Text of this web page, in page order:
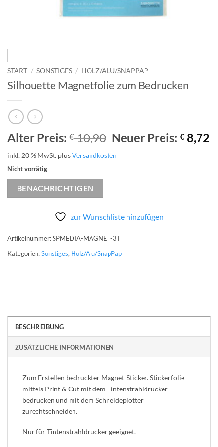
START / SONSTIGES / HOLZ/ALU/SNAPPAP
Silhouette Magnetfolie zum Bedrucken
Alter Preis: €10,90 Ursprünglicher
war:
Neuer Preis: € 8,72
inkl. 20 % MwSt. plusVersandkosten
Nicht vorrätig
BENACHRICHTIGEN
zur Wunschliste hinzufügen
Artikelnummer:SPMEDIA-MAGNET-3T
Kategorien:Sonstiges, Holz/Alu/SnapPap
BESCHREIBUNG
ZUSÄTZLICHE INFORMATIONEN
Zum Erstellen bedruckter Magnet-Sticker. Stickerfolie
mittels Print & Cut mit dem Tintenstrahldrucker
bedrucken und mit dem Schneideplotter
zurechtschneiden.
Nur für Tintenstrahldrucker geeignet.